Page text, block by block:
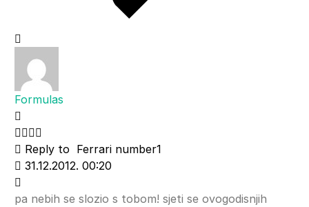
Formulas
Reply to Ferrari number1
31.12.2012. 00:20
pa nebih se slozio s tobom! sjeti se ovogodisnjih